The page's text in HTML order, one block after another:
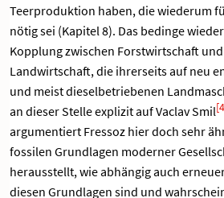
Teerproduktion haben, die wiederum
nötig sei (Kapitel 8). Das bedinge
Kopplung zwischen Forstwirtschaft
Landwirtschaft, die ihrerseits auf neu
und meist dieselbetriebenen
an dieser Stelle explizit auf Vaclav Smil
argumentiert Fressoz hier doch sehr
fossilen Grundlagen moderner
herausstellt, wie abhängig auch
diesen Grundlagen sind und